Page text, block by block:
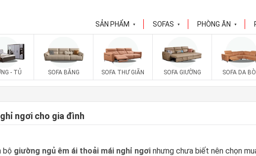
SẢN PHẨM ▼ SOFAS ▼ PHÒNG ĂN ▼
- TỦ SOFA BĂNG SOFA THƯ GIÃN SOFA GIƯỜNG SOFA DA
ngơi cho gia đình
bộ giường ngủ êm ái thoải mái nghỉ ngơi nhưng chưa biết nên chọn